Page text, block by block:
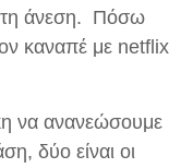
άνεση. Πόσω
καναπέ με netflix
να ανανεώσουμε
δύο είναι οι